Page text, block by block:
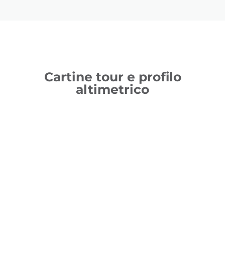
Cartine tour e profilo
altimetrico